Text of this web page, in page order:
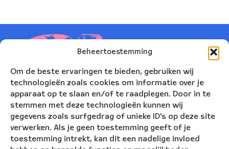
Beheertoestemming
Om de beste ervaringen te bieden, gebruiken wij
technologieën zoals cookies om informatie over je
apparaat op te slaan en/of te raadplegen. Door in te
stemmen met deze technologieën kunnen wij
gegevens zoals surfgedrag of unieke ID's op deze site
verwerken. Als je geen toestemming geeft of je
toestemming intrekt, kan dit een nadelige invloed